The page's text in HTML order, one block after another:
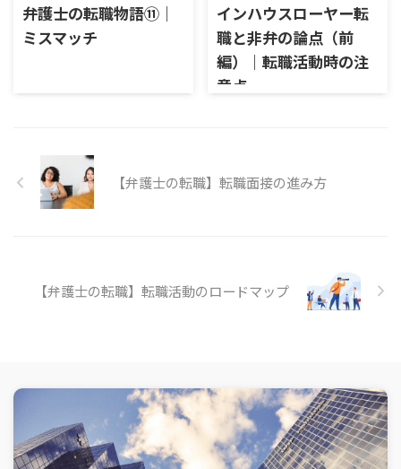
弁護士の転職物語⑪｜
ミスマッチ
インハウスローヤー転
職と非弁の論点（前
編）｜転職活動時の注
意点
【弁護士の転職】転職面接の進み方
【弁護士の転職】転職活動のロードマップ